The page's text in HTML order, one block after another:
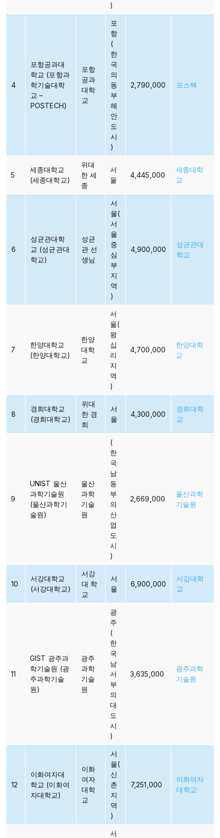
)
4
포항공과대
학교 (포항과
학기술대학
교 –
POSTECH)
포항
공과
대학
교​​​
포
항
(
한
국
의
동
부
해
안
도
시
)
2,790,000 포스텍
5
세종대학교
(세종대학교)
위대
한 세
종
서
울
4,445,000
세종대학
교
6
성균관대학
교 (성균관대
학교)
성균
관 선
생님
서
울(
서
울
중
심
부
지
역
)
4,900,000
성균관대
학교
7
한양대학교
(한양대학교)
한양
대학
교
서
울(
왕
십
리
지
역
)
4,700,000
한양대학
교
8
경희대학교
(경희대학교)
위대
한 경
희​
서
울
4,300,000
경희대학
교
9
UNIST 울산
과학기술원
(울산과학기
술원)
울산
과학
기술
원​​​
(
한
국
남
동
부
의
산
업
도
시
)
2,669,000
울산과학
기술원
10
서강대학교
(서강대학교)
서강
대 학
교
서
울
6,900,000
서강대학
교
11
GIST 광주과
학기술원 (광
주과학기술
원)
광주
과학
기술
원​​​
광
주
(
한
국
남
서
부
의
대
도
시
)​​
3,635,000
광주과학
기술원
12
이화여자대
학교 (이화여
자대학교)
이화
여자
대학
교​
서
울(
신
촌
지
역
)
7,251,000
이화여자
대학교
서